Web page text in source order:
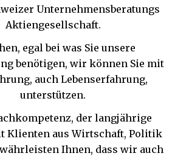
Unternehmensberatungs
Aktiengesellschaft.
egal bei was Sie unsere
benötigen, wir können Sie mit
auch Lebenserfahrung,
unterstützen.
der langjährige
Klienten aus Wirtschaft, Politik
Ihnen, dass wir auch